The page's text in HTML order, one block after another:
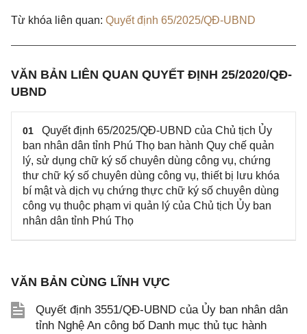
Từ khóa liên quan: Quyết định 65/2025/QĐ-UBND
VĂN BẢN LIÊN QUAN QUYẾT ĐỊNH 25/2020/QĐ-
UBND
01
Quyết định 65/2025/QĐ-UBND của Chủ tịch Ủy
ban nhân dân tỉnh Phú Thọ ban hành Quy chế quản
lý, sử dụng chữ ký số chuyên dùng công vụ, chứng
thư chữ ký số chuyên dùng công vụ, thiết bị lưu khóa
bí mật và dịch vụ chứng thực chữ ký số chuyên dùng
công vụ thuộc phạm vi quản lý của Chủ tịch Ủy ban
nhân dân tỉnh Phú Thọ
VĂN BẢN CÙNG LĨNH VỰC
Quyết định 3551/QĐ-UBND của Ủy ban nhân dân
tỉnh Nghệ An công bố Danh mục thủ tục hành